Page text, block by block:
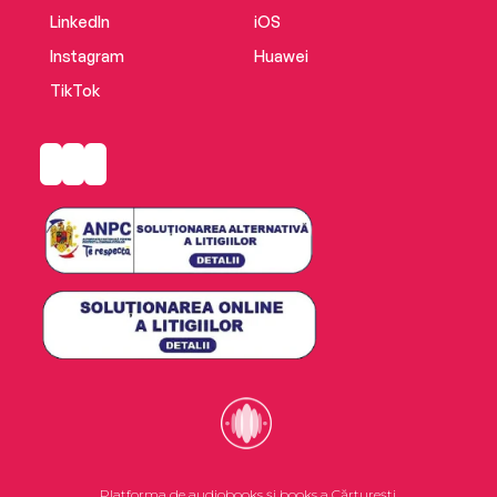
LinkedIn
Instagram
TikTok
iOS
Huawei